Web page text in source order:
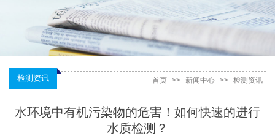
检测资讯 首页 >> 新闻中心 >> 检测资讯
水环境中有机污染物的危害！如何快速的进行
水质检测？